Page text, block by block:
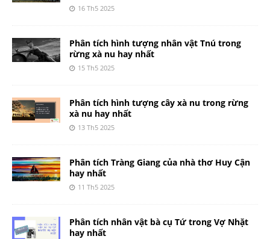
16 Th5 2025
Phân tích hình tượng nhân vật Tnú trong
rừng xà nu hay nhất
15 Th5 2025
Phân tích hình tượng cây xà nu trong rừng
xà nu hay nhất
13 Th5 2025
Phân tích Tràng Giang của nhà thơ Huy Cận
hay nhất
11 Th5 2025
Phân tích nhân vật bà cụ Tứ trong Vợ Nhặt
hay nhất